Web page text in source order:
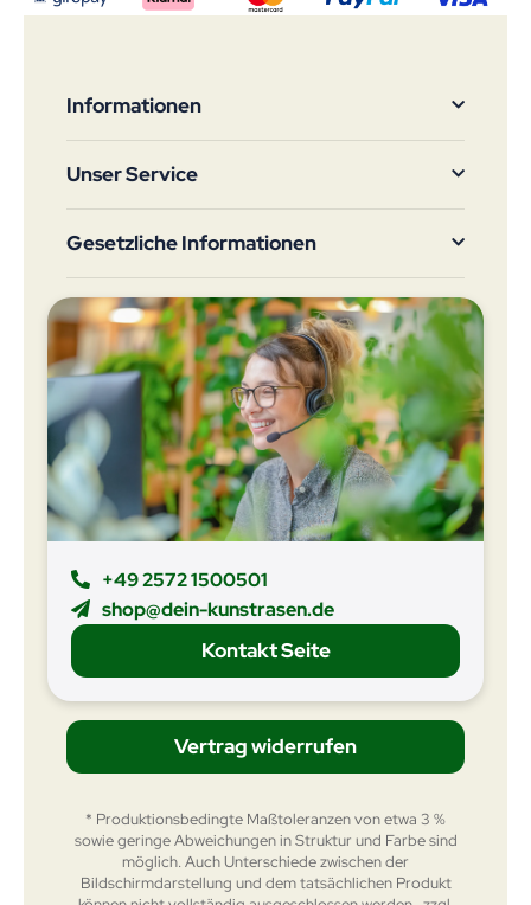
Informationen
Unser Service
Gesetzliche Informationen
+49 2572 1500501
shop@dein-kunstrasen.de
Kontakt Seite
Vertrag widerrufen
* Produktionsbedingte Maßtoleranzen von etwa 3 %
sowie geringe Abweichungen in Struktur und Farbe sind
möglich. Auch Unterschiede zwischen der
Bildschirmdarstellung und dem tatsächlichen Produkt